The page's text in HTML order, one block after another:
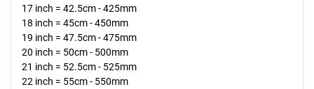
17 inch = 42.5cm - 425mm
18 inch = 45cm - 450mm
19 inch = 47.5cm - 475mm
20 inch = 50cm - 500mm
21 inch = 52.5cm - 525mm
22 inch = 55cm - 550mm